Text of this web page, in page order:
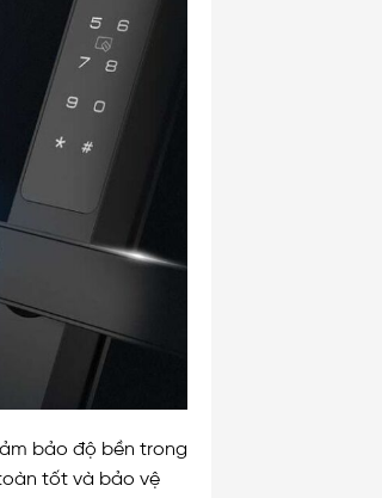
bảo độ bền trong
tốt và bảo vệ